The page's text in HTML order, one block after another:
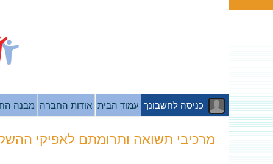
כניסה לחשבונך עמוד הבית אודות החברה מבנה
מרכיבי תשואה ותרומתם לאפיקי ההשקעה